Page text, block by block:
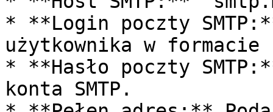
* **Login poczty
użytkownika w formacie
* **Hasło poczty
konta SMTP.